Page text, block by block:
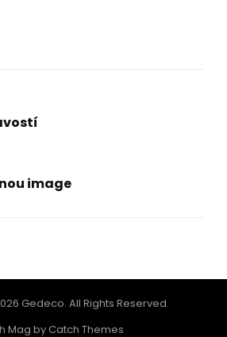
image
Gedeco. All Rights Reserved.
Mag byCatch Themes